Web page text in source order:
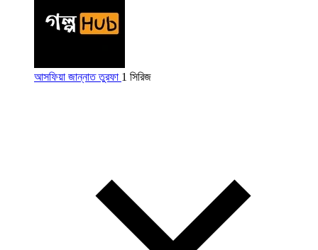
আসফিয়া জান্নাত তুরফা 1 সিরিজ